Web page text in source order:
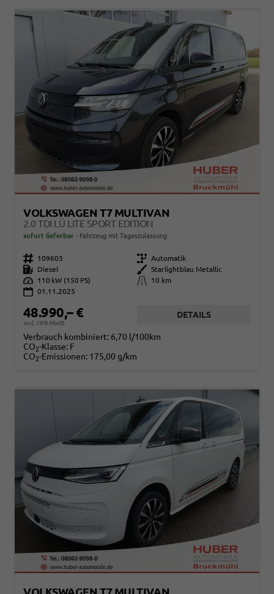
VOLKSWAGEN T7 MULTIVAN
2.0 TDI LÜ LITE SPORT EDITION
sofort lieferbar Fahrzeug mit Tageszulassung
Fahrzeugnr. 109603 Getriebe Automatik
Kraftstoff
Diesel Außenfarbe
Starlightblau Metallic
Leistung
110 kW (150 PS) Kilometerstand
10 km
01.11.2025
48.990,– €
incl. 19% MwSt.
DETAILS
Verbrauch kombiniert: 6,70 l/100km
CO2-Klasse: F
CO2-Emissionen: 175,00 g/km